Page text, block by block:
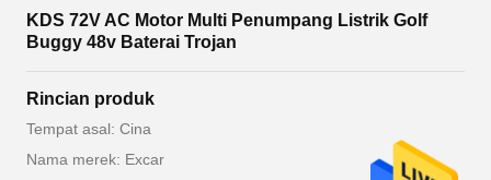
KDS 72V AC Motor Multi Penumpang Listrik Golf
Buggy 48v Baterai Trojan
Rincian produk
Tempat asal: Cina
Nama merek: Excar